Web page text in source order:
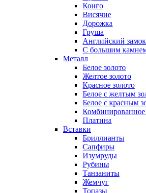
Конго
Висячие
Дорожка
Груша
Английский замок
С большим
Металл
Белое золото
Желтое золото
Красное золото
Белое с желтым
Белое с красным
Комбинированное
Платина
Вставки
Бриллианты
Сапфиры
Изумруды
Рубины
Танзаниты
Жемчуг
Топазы